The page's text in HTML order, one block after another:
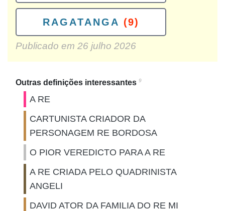
RAGATANGA (9)
Publicado em 26 julho 2026
Outras definições interessantes 9
A RE
CARTUNISTA CRIADOR DA
PERSONAGEM RE BORDOSA
O PIOR VEREDICTO PARA A RE
A RE CRIADA PELO QUADRINISTA
ANGELI
DAVID ATOR DA FAMILIA DO RE MI